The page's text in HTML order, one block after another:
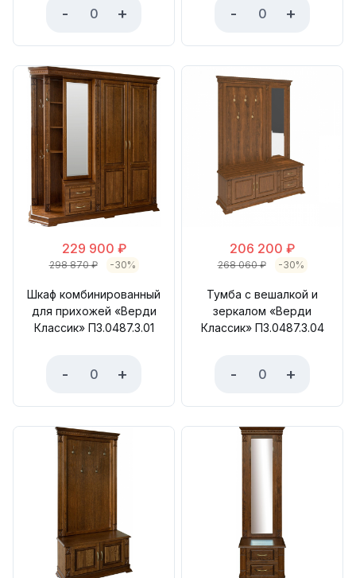
- + - +
229 900 ₽
298 870₽ -30%
Шкаф комбинированный
для прихожей «Верди
Классик» П3.0487.3.01
- +
206 200 ₽
268 060₽ -30%
Тумба с вешалкой и
зеркалом «Верди
Классик» П3.0487.3.04
- +